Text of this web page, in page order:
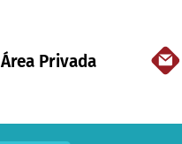
Área Privada